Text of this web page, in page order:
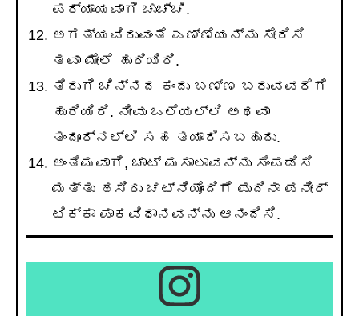
ಪರ್ಯಾಯವಾಗಿ ಚುಚ್ಚಿ.
ಅಗತ್ಯವಿರುವಂತೆ ಎಣ್ಣೆಯನ್ನು ಸೇರಿಸಿ
ತವಾ ಮೇಲೆ ಹುರಿಯಿರಿ.
ತಿರುಗಿ ಚಿನ್ನದ ಕಂದು ಬಣ್ಣ ಬರುವವರೆಗೆ
ಹುರಿಯಿರಿ. ನೀವು ಒಲೆಯಲ್ಲಿ ಅಥವಾ
ತಂದೂರ್ನಲ್ಲಿ ಸಹ ತಯಾರಿಸಬಹುದು.
ಅಂತಿಮವಾಗಿ, ಚಾಟ್ ಮಸಾಲಾವನ್ನು ಸಿಂಪಡಿಸಿ
ಮತ್ತು ಹಸಿರು ಚಟ್ನಿಯೊಂದಿಗೆ ಪುದಿನಾ ಪನೀರ್
ಟಿಕ್ಕಾ ಪಾಕವಿಧಾನವನ್ನು ಆನಂದಿಸಿ.